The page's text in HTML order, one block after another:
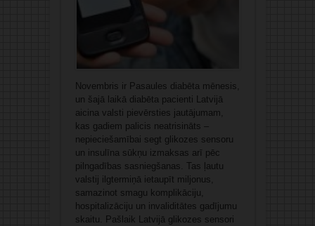
Novembris ir Pasaules diabēta mēnesis,
un šajā laikā diabēta pacienti Latvijā
aicina valsti pievērsties jautājumam,
kas gadiem palicis neatrisināts –
nepieciešamībai segt glikozes sensoru
un insulīna sūkņu izmaksas arī pēc
pilngadības sasniegšanas. Tas ļautu
valstij ilgtermiņā ietaupīt miljonus,
samazinot smagu komplikāciju,
hospitalizāciju un invaliditātes gadījumu
skaitu. Pašlaik Latvijā glikozes sensori